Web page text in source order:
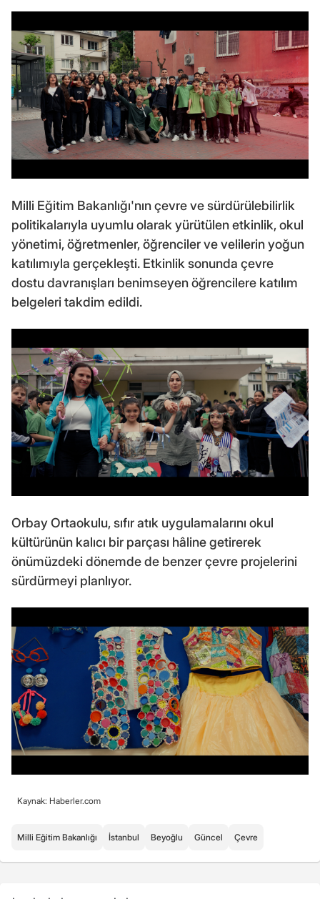
Milli Eğitim Bakanlığı'nın çevre ve sürdürülebilirlik
politikalarıyla uyumlu olarak yürütülen etkinlik, okul
yönetimi, öğretmenler, öğrenciler ve velilerin yoğun
katılımıyla gerçekleşti. Etkinlik sonunda çevre
dostu davranışları benimseyen öğrencilere katılım
belgeleri takdim edildi.
Orbay Ortaokulu, sıfır atık uygulamalarını okul
kültürünün kalıcı bir parçası hâline getirerek
önümüzdeki dönemde de benzer çevre projelerini
sürdürmeyi planlıyor.
Kaynak: Haberler.com
Milli Eğitim Bakanlığı İstanbul Beyoğlu Güncel Çevre